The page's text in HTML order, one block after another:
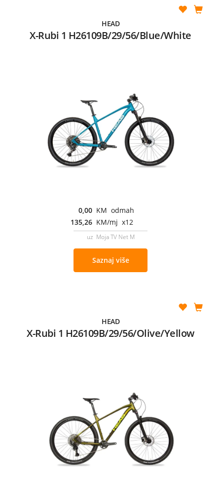
HEAD
X-Rubi 1 H26109B/29/56/Blue/White
0,00 KM odmah
135,26 KM/mj x12
uz Moja TV Net M
Saznaj više
HEAD
X-Rubi 1 H26109B/29/56/Olive/Yellow